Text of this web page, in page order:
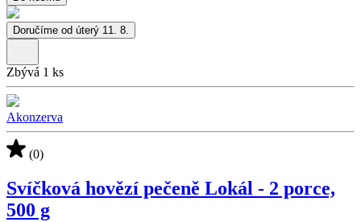
Doručíme od úterý 11. 8.
Zbývá 1 ks
Akonzerva
(0)
Svíčková hovězí pečeně Lokál - 2 porce,
500 g